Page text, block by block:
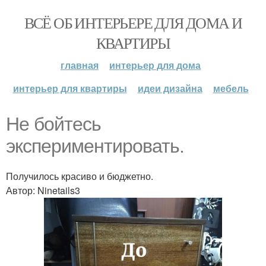
ВСЁ ОБ ИНТЕРЬЕРЕ ДЛЯ ДОМА И
КВАРТИРЫ
главная
интерьер для дома
интерьер для квартиры
идеи дизайна мебель
Не бойтесь
экспериментировать.
Получилось красиво и бюджетно.
Автор: Ninetails3